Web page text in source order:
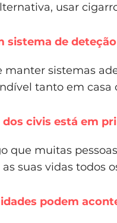
usar
sistema de
manter sistemas
tanto em casa
dos civis está em
que muitas
suas vidas todos
podem